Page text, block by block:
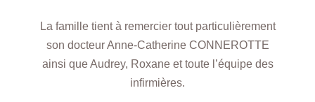
La famille tient à remercier tout particulièrement
son docteur Anne-Catherine CONNEROTTE
ainsi que Audrey, Roxane et toute l’équipe des
infirmières.